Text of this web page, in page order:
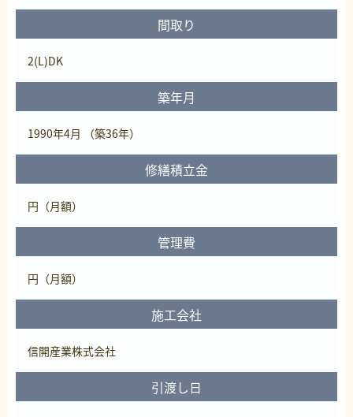
間取り
2(L)DK
築年月
1990年4月 （築36年）
修繕積立金
円（月額）
管理費
円（月額）
施工会社
信開産業株式会社
引渡し日